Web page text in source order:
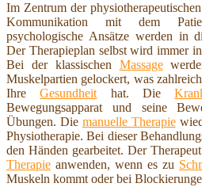
Im Zentrum der
Kommunikation mit dem
psychologische Ansätze werden in
Der Therapieplan selbst wird immer
Bei der klassischen Massage
Muskelpartien gelockert, was
IhreGesundheit hat. Die
Bewegungsapparat und seine
Übungen. Die manuelle Therapie
Physiotherapie. Bei dieser
den Händen gearbeitet. Der
Therapie anwenden, wenn es zu
Muskeln kommt oder bei